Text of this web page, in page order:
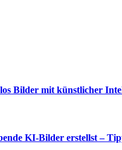
Bilder mit künstlicher
KI-Bilder erstellst –